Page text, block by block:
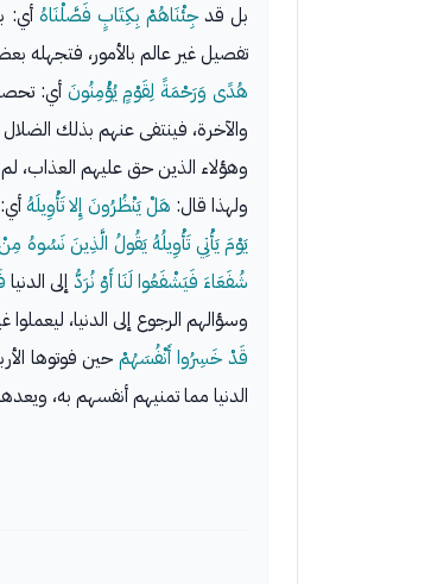
بل قدجِئْنَاهُمْ بِكِتَابٍ فَصَّلْنَاهُ أي:
تفصيل غير عالم بالأمور،
هُدًى وَرَحْمَةً لِقَوْمٍ يُؤْمِنُونَ أي:
والآخرة، فينتفى عنهم بذلك
وهؤلاء الذين حق عليهم العذاب، لم
ولهذا قال: هَلْ يَنْظُرُونَ إِلا تَأْوِيلَهُ
يَوْمَ يَأْتِي تَأْوِيلُهُ يَقُولُ الَّذِينَ نَسُوهُ
شُفَعَاءَ فَيَشْفَعُوا لَنَا أَوْ نُرَدُّ إلى الدنيا
وسؤالهم الرجوع إلى الدنيا،
قَدْ خَسِرُوا أَنْفُسَهُمْحين فوتوها
الدنيا مما تمنيهم أنفسهم به،